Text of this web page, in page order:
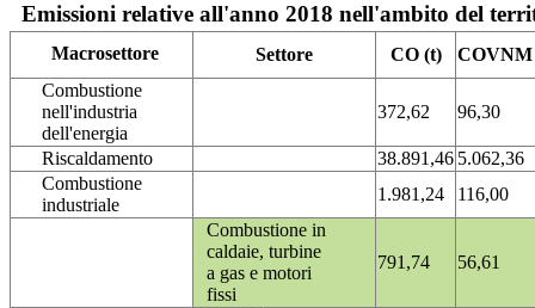
Emissioni relative all'anno 2018 nell'ambito del
Macrosettore Settore CO (t)
COVNM
Combustione
nell'industria
dell'energia
372,62 96,30
Riscaldamento 38.891,46 5.062,36
Combustione
industriale
1.981,24
116,00
Combustione in
caldaie, turbine
a gas e motori
fissi
791,74 56,61